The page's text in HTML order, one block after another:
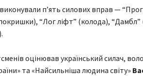
п’ять силових вправ —
“Лог ліфт” (колода), “Дамбл”
оцінював український силач,
та «Найсильніша людина світу»